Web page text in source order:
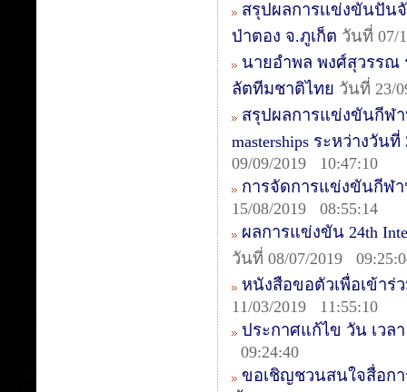
สรุปผลการเเข่งขันปัน
ป่าตอง จ.ภูเก็ต วันที่ 07/
นายอำพล พงศ์สุวรรณ
ลัตทีมชาติไทย วันที่ 23/
สรุปผลการแข่งขันกีฬา
masterships ระหว่างวั
09/09/2019 10:47:10
การจัดการแข่งขันกีฬา
15/08/2019 08:55:14
ผลการแข่งขัน 24th
วันที่ 08/07/2019
หนังสือขอตัวเพื่อเข้าร่
11/03/2019 11:55:10
ประกาศแก้ไข วัน เวล
09:24:40
ขอเชิญชวนสนใจสื่อกา